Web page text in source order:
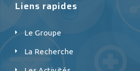
Liens rapides
Le Groupe
La Recherche